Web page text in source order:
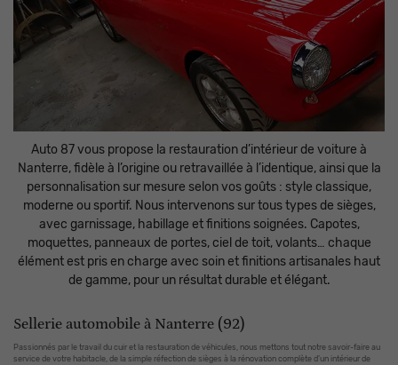
Auto 87 vous propose la restauration d’intérieur de voiture à
Nanterre, fidèle à l’origine ou retravaillée à l’identique, ainsi que la
personnalisation sur mesure selon vos goûts : style classique,
moderne ou sportif. Nous intervenons sur tous types de sièges,
avec garnissage, habillage et finitions soignées. Capotes,
moquettes, panneaux de portes, ciel de toit, volants… chaque
élément est pris en charge avec soin et finitions artisanales haut
de gamme, pour un résultat durable et élégant.
Sellerie automobile à Nanterre (92)
Passionnés par le travail du cuir et la restauration de véhicules, nous mettons tout notre savoir-faire au
service de votre habitacle, de la simple réfection de sièges à la rénovation complète d’un intérieur de